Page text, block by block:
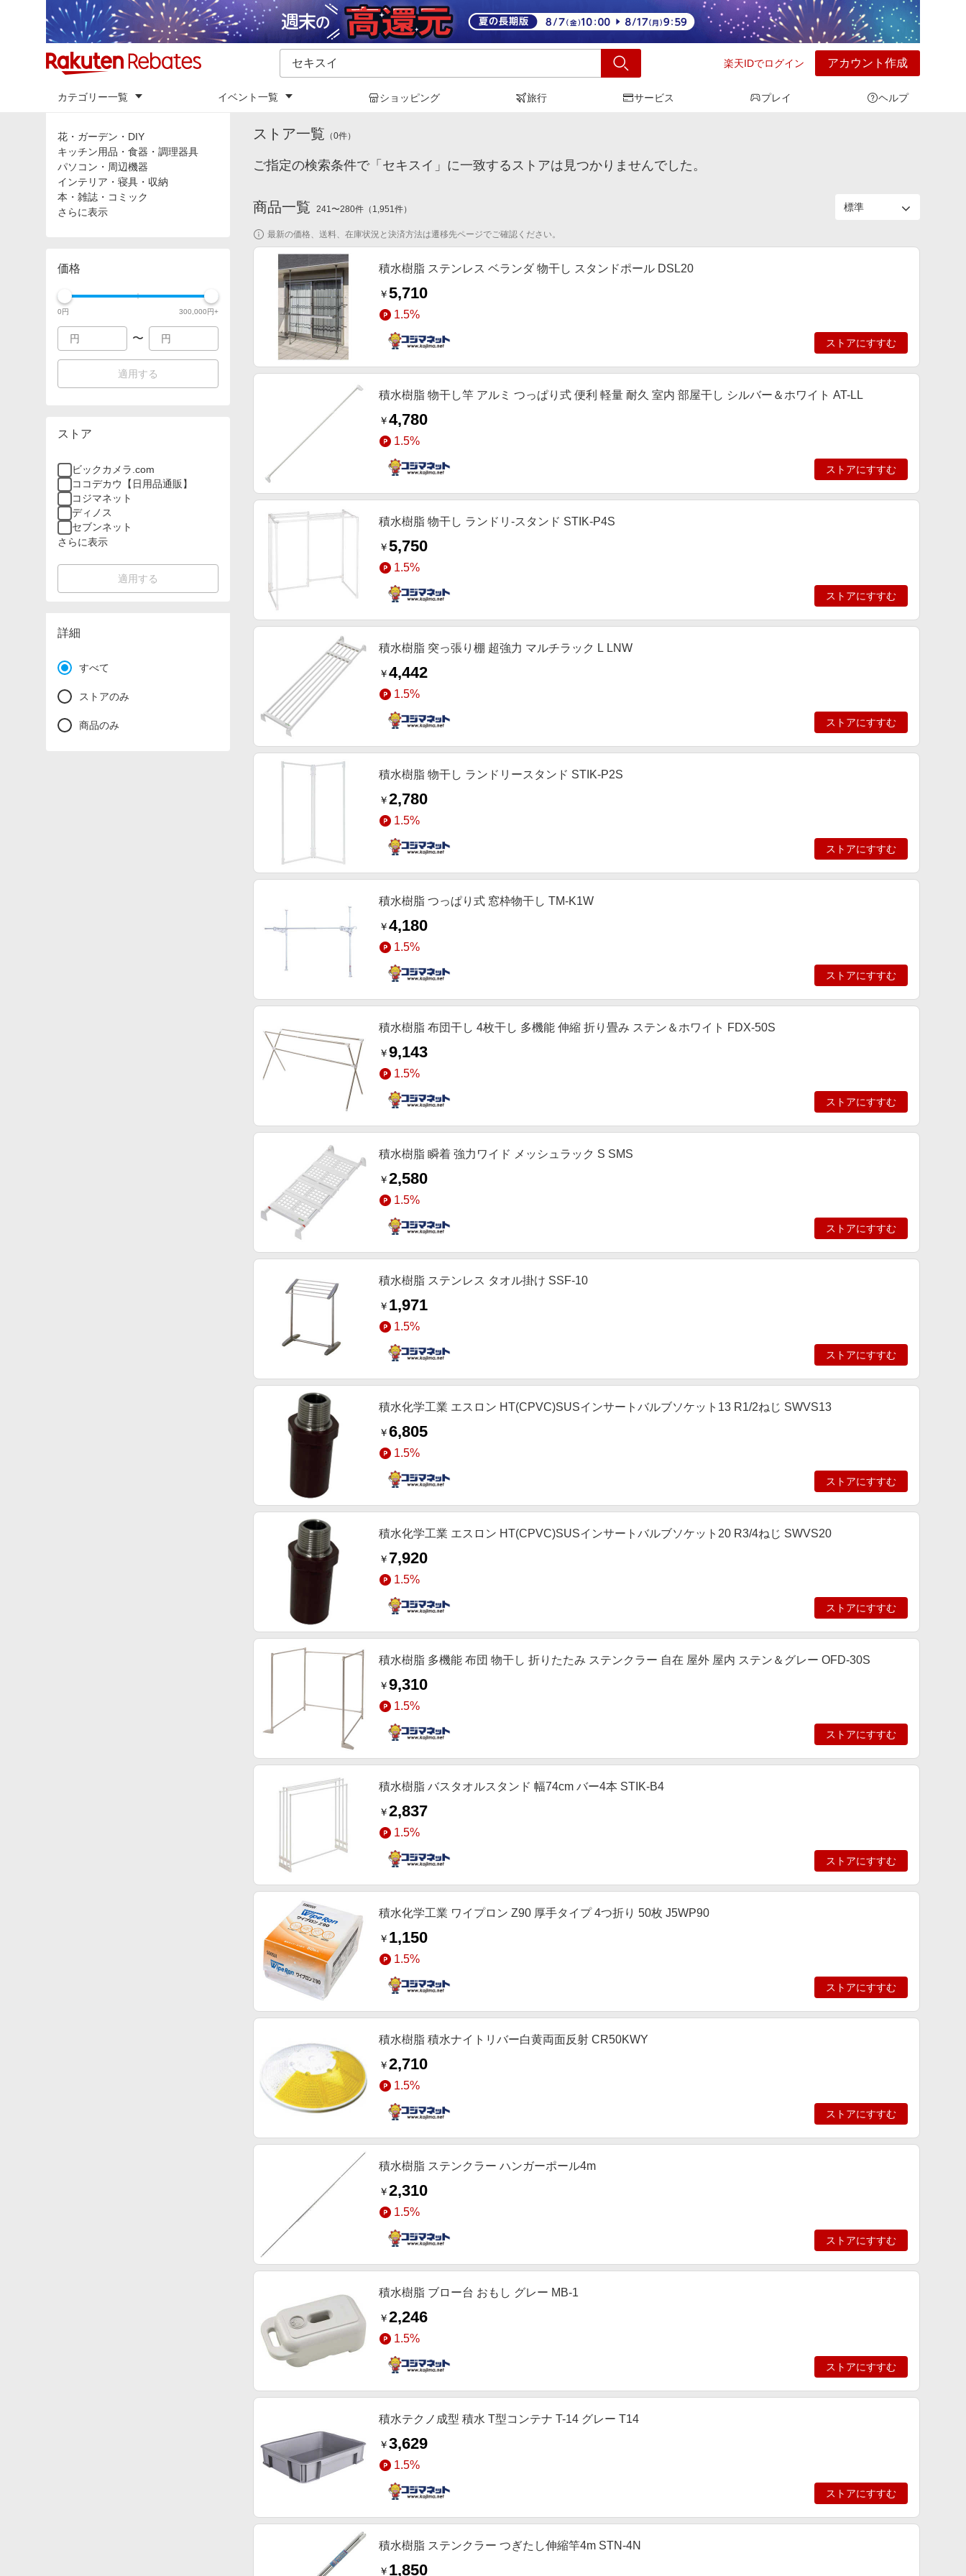
楽天IDでログイン アカウント作成
カテゴリー一覧 イベント一覧 ショッピング 旅行 サービス プレイ ヘルプ
カテゴリ
花・ガーデン・DIY
キッチン用品・食器・調理器具
パソコン・周辺機器
インテリア・寝具・収納
本・雑誌・コミック
さらに表示
価格
0円 300,000円+
〜
適用する
ストア
ビックカメラ.com
ココデカウ【日用品通販】
コジマネット
ディノス
セブンネット
さらに表示
適用する
詳細
すべて
ストアのみ
商品のみ
トップ 」の検索結果
ストア一覧 （0件）
ご指定の検索条件で「セキスイ」に一致するストアは見つかりませんでした。
商品一覧 241〜280件 （ 1,951件）
最新の価格、送料、在庫状況と決済方法は遷移先ページでご確認ください。
積水樹脂 ステンレス ベランダ 物干し スタンドポール DSL20
￥5,710
1.5%
ストアにすすむ
積水樹脂 物干し竿 アルミ つっぱり式 便利 軽量 耐久 室内 部屋干し シルバー＆ホワイト AT-LL
￥4,780
1.5%
ストアにすすむ
積水樹脂 物干し ランドリ-スタンド STIK-P4S
￥5,750
1.5%
ストアにすすむ
積水樹脂 突っ張り棚 超強力 マルチラック L LNW
￥4,442
1.5%
ストアにすすむ
積水樹脂 物干し ランドリースタンド STIK-P2S
￥2,780
1.5%
ストアにすすむ
積水樹脂 つっぱり式 窓枠物干し TM-K1W
￥4,180
1.5%
ストアにすすむ
積水樹脂 布団干し 4枚干し 多機能 伸縮 折り畳み ステン＆ホワイト FDX-50S
￥9,143
1.5%
ストアにすすむ
積水樹脂 瞬着 強力ワイド メッシュラック S SMS
￥2,580
1.5%
ストアにすすむ
積水樹脂 ステンレス タオル掛け SSF-10
￥ 1,971
1.5%
ストアにすすむ
積水化学工業 エスロン HT(CPVC)SUSインサートバルブソケット13 R1/2ねじ SWVS13
￥6,805
1.5%
ストアにすすむ
積水化学工業 エスロン HT(CPVC)SUSインサートバルブソケット20 R3/4ねじ SWVS20
￥ 7,920
1.5%
ストアにすすむ
積水樹脂 多機能 布団 物干し 折りたたみ ステンクラー 自在 屋外 屋内 ステン＆グレー OFD-30S
￥9,310
1.5%
ストアにすすむ
積水樹脂 バスタオルスタンド 幅74cm バー4本 STIK-B4
￥2,837
1.5%
ストアにすすむ
積水化学工業 ワイプロン Z90 厚手タイプ 4つ折り 50枚 J5WP90
￥ 1,150
1.5%
ストアにすすむ
積水樹脂 積水ナイトリバー白黄両面反射 CR50KWY
￥2,710
1.5%
ストアにすすむ
積水樹脂 ステンクラー ハンガーポール4m
￥2,310
1.5%
ストアにすすむ
積水樹脂 ブロー台 おもし グレー MB-1
￥2,246
1.5%
ストアにすすむ
積水テクノ成型 積水 T型コンテナ T-14 グレー T14
￥3,629
1.5%
ストアにすすむ
積水樹脂 ステンクラー つぎたし伸縮竿4m STN-4N
￥ 1,850